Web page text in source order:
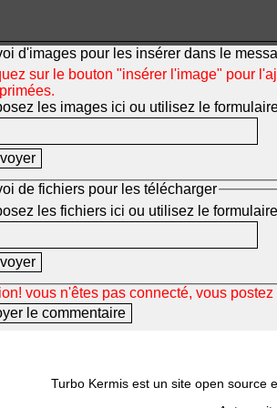
d'images pour les insérer dans le
sur le bouton "insérer l'image" pour
les images ici ou utilisez le
de fichiers pour les télécharger
les fichiers ici ou utilisez le
vous n'êtes pas connecté, vous
Turbo Kermis est un site open source